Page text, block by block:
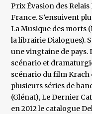
Prix Évasion des
France. S’ensuivent
La Musique des morts
la librairie Dialogues).
une vingtaine de
scénario et
scénario du film Krach
plusieurs séries de
(Glénat), Le Dernier
en 2012 le catalogue